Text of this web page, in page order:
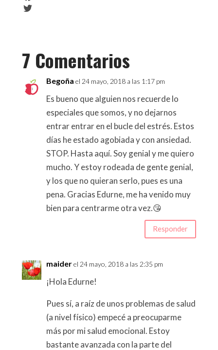
F
b
o
k
t
t
r
7 Comentarios
Begoña el 24 mayo, 2018 a las 1:17 pm
Es bueno que alguien nos recuerde lo
especiales que somos, y no dejarnos
entrar entrar en el bucle del estrés. Estos
días he estado agobiada y con ansiedad.
STOP. Hasta aquí. Soy genial y me quiero
mucho. Y estoy rodeada de gente genial,
y los que no quieran serlo, pues es una
pena. Gracias Edurne, me ha venido muy
bien para centrarme otra vez.😘
Responder
maiderel 24 mayo, 2018 a las 2:35 pm
¡Hola Edurne!
Pues sí, a raíz de unos problemas de salud
(a nivel físico) empecé a preocuparme
más por mi salud emocional. Estoy
bastante avanzada con la parte del